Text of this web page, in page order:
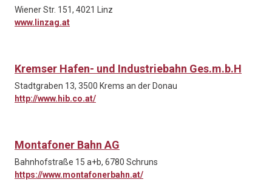
Wiener Str. 151, 4021 Linz
www.linzag.at
Kremser Hafen- und Industriebahn Ges.m.b.H
Stadtgraben 13, 3500 Krems an der Donau
http://www.hib.co.at/
Montafoner Bahn AG
Bahnhofstraße 15 a+b, 6780 Schruns
https://www.montafonerbahn.at/